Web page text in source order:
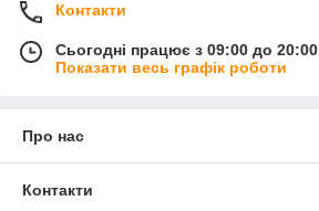
Контакти
Сьогодні працює з 09:00 до 20:00
Показати весь графік роботи
Про нас
Контакти